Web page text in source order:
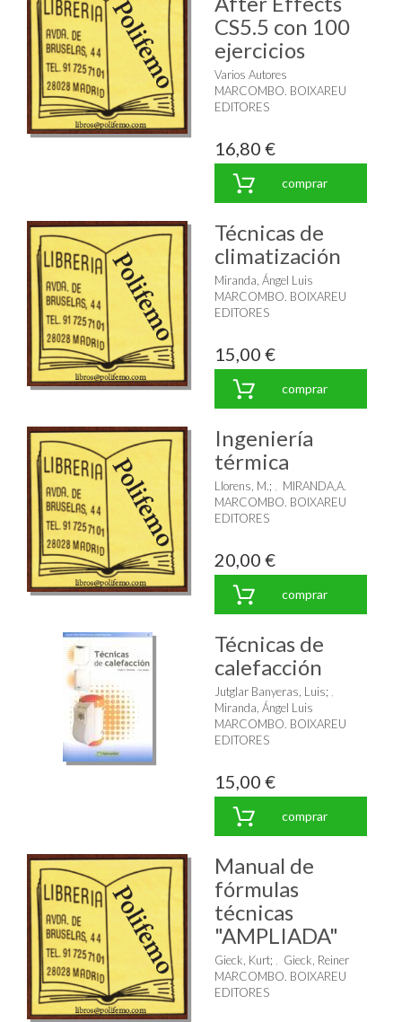
CS5.5 con 100
ejercicios
Varios Autores
MARCOMBO. BOIXAREU
EDITORES
16,80 €
comprar
Técnicas de
climatización
Miranda, Ángel Luis
MARCOMBO. BOIXAREU
EDITORES
15,00 €
comprar
Ingeniería
térmica
Llorens, M.;
MIRANDA,A.
MARCOMBO. BOIXAREU
EDITORES
20,00 €
comprar
Técnicas de
calefacción
Jutglar Banyeras, Luis;
Miranda, Ángel Luis
MARCOMBO. BOIXAREU
EDITORES
15,00 €
comprar
Manual de
fórmulas
técnicas
"AMPLIADA"
Gieck, Kurt;
Gieck, Reiner
MARCOMBO. BOIXAREU
EDITORES